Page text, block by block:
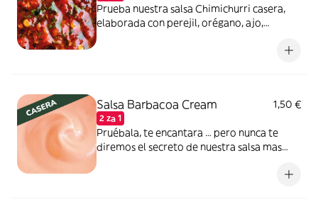
Prueba nuestra salsa Chimichurri casera,
elaborada con perejil, orégano, ajo,
Salsa Barbacoa Cream
2 za 1
1,50 €
Pruébala, te encantara … pero nunca te
diremos el secreto de nuestra salsa mas